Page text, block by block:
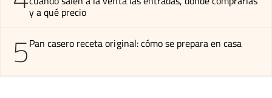
y a qué precio
5Pan casero receta original: cómo se prepara en casa